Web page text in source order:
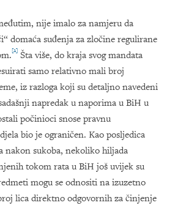
nije imalo za namjeru da
domaća suđenja za zločine regulirane
[2] Šta više, do kraja svog mandata
samo relativno mali broj
iz razloga koji su detaljno navedeni
napredak u naporima u BiH u
počinioci snose pravnu
bio je ograničen. Kao posljedica
nakon sukoba, nekoliko hiljada
tokom rata u BiH još uvijek su
mogu se odnositi na izuzetno
lica direktno odgovornih za činjenje